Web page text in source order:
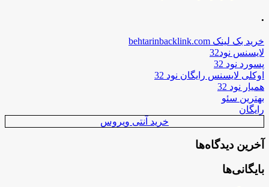
.
خرید بک لینک behtarinbacklink.com
لایسنس نود32
پسورد نود 32
اوکلی لایسنس رایگان نود 32
همیار نود 32
بهترین سئو
رایگان
خرید آنتی ویروس
آخرین دیدگاه‌ها
بایگانی‌ها